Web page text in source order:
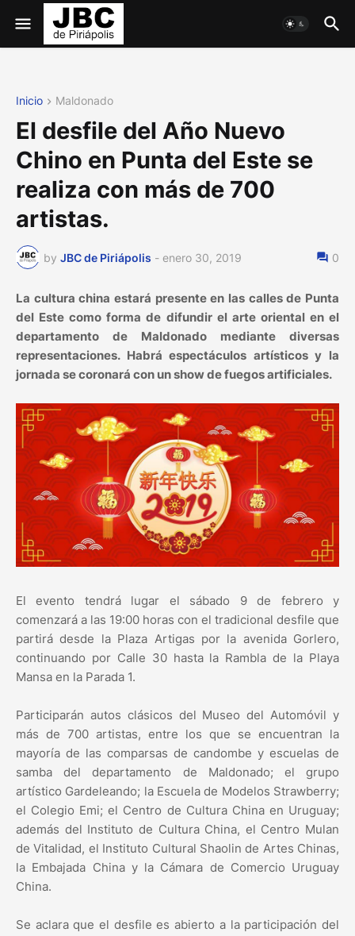
Inicio Maldonado
El desfile del Año Nuevo
Chino en Punta del Este se
realiza con más de 700
artistas.
by JBC de Piriápolis - enero 30, 2019 0
La cultura china estará presente en las calles de Punta
del Este como forma de difundir el arte oriental en el
departamento de Maldonado mediante diversas
representaciones. Habrá espectáculos artísticos y la
jornada se coronará con un show de fuegos artificiales.
El evento tendrá lugar el sábado 9 de febrero y
comenzará a las 19:00 horas con el tradicional desfile que
partirá desde la Plaza Artigas por la avenida Gorlero,
continuando por Calle 30 hasta la Rambla de la Playa
Mansa en la Parada 1.
Participarán autos clásicos del Museo del Automóvil y
más de 700 artistas, entre los que se encuentran la
mayoría de las comparsas de candombe y escuelas de
samba del departamento de Maldonado; el grupo
artístico Gardeleando; la Escuela de Modelos Strawberry;
el Colegio Emi; el Centro de Cultura China en Uruguay;
además del Instituto de Cultura China, el Centro Mulan
de Vitalidad, el Instituto Cultural Shaolin de Artes Chinas,
la Embajada China y la Cámara de Comercio Uruguay
China.
Se aclara que el desfile es abierto a la participación del